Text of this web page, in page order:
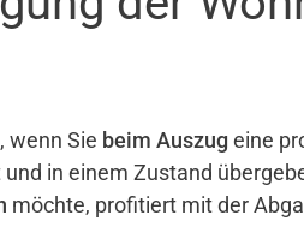
wenn Sie beim Auszug eine
in einem Zustand
möchte, profitiert mit der